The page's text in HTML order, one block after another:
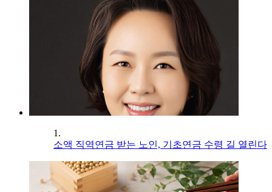
1.
소액 직역연금 받는 노인, 기초연금 수령 길 열린다